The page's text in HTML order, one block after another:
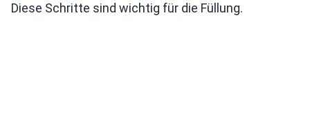
Diese Schritte sind wichtig für die Füllung.